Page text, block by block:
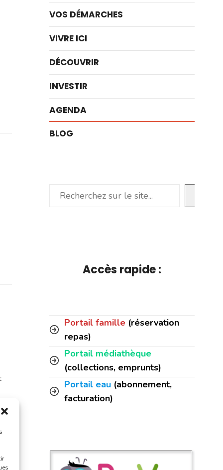
VOS DÉMARCHES
VIVRE ICI
DÉCOUVRIR
INVESTIR
AGENDA
BLOG
Rechercher
Accès rapide :
Portail famille (réservation
repas)
Portail médiathèque
(collections, emprunts)
Portail eau (abonnement,
facturation)